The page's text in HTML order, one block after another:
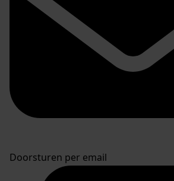
Doorsturen per email